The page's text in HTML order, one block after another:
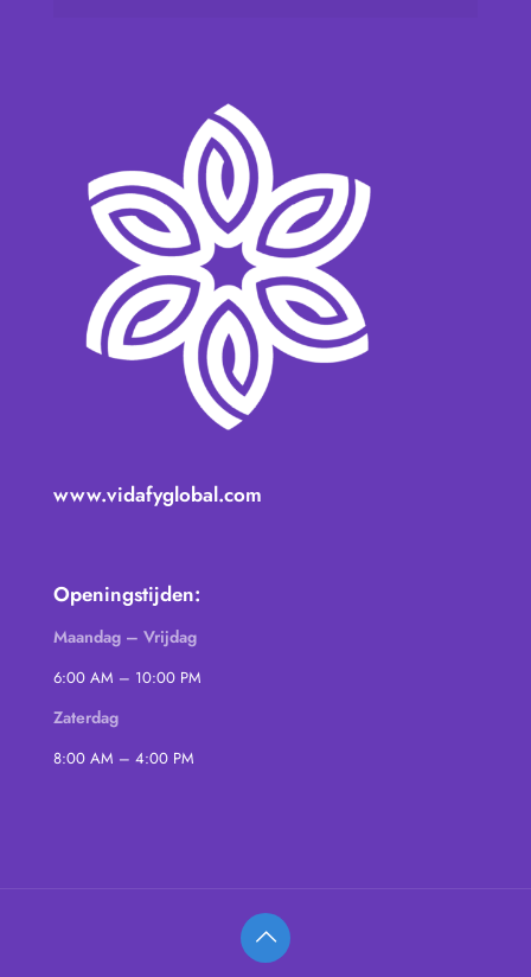
www.vidafyglobal.com
Openingstijden:
Maandag – Vrijdag
6:00 AM – 10:00 PM
Zaterdag
8:00 AM – 4:00 PM